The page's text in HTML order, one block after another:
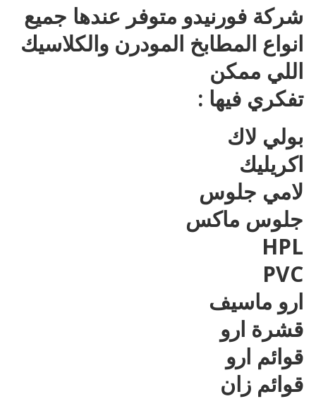
شركة فورنيدو متوفر عندها جميع
انواع المطابخ المودرن والكلاسيك
اللي ممكن
تفكري فيها :
بولي لاك
اكريليك
لامي جلوس
جلوس ماكس
HPL
PVC
ارو ماسيف
قشرة ارو
قوائم ارو
قوائم زان